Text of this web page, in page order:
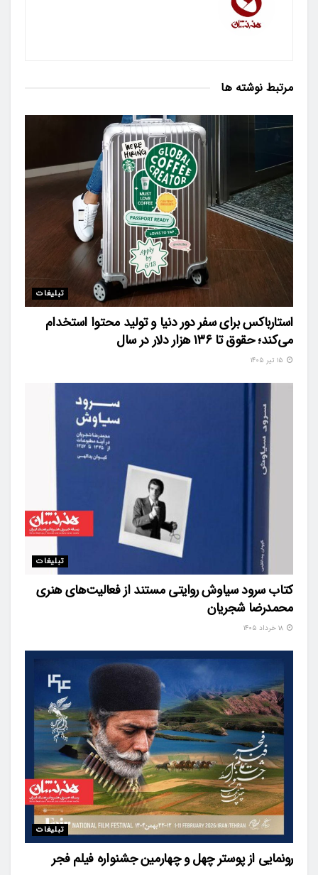
مرتبط نوشته ها
تبلیغات
استارباکس برای سفر دور دنیا و تولید محتوا استخدام
می‌کند؛ حقوق تا ۱۳۶ هزار دلار در سال
تبلیغات
کتاب سرود سیاوش روایتی مستند از فعالیت‌های هنری
محمدرضا شجریان
تبلیغات
رونمایی از پوستر چهل‌ و چهارمین جشنواره فیلم فجر